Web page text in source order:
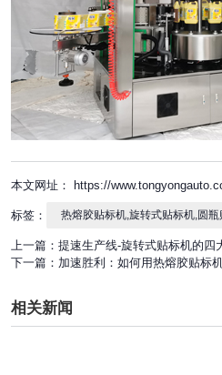
本文网址： https://
标签： 热熔胶贴标机,旋转式贴标机,圆瓶
上一篇： 提速生产线-旋转式贴标机的四
下一篇： 加速胜利：如何用热熔胶贴标
相关新闻